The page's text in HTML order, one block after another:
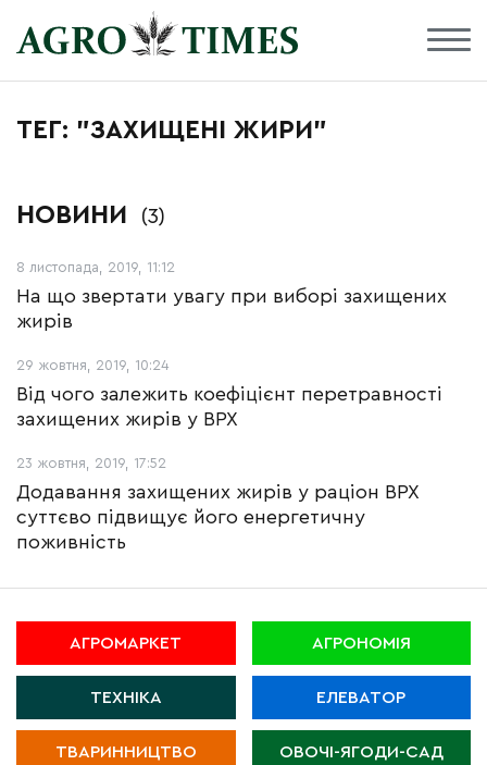
ТЕГ: "ЗАХИЩЕНІ ЖИРИ"
НОВИНИ (3)
8 листопада, 2019, 11:12
На що звертати увагу при виборі захищених
жирів
29 жовтня, 2019, 10:24
Від чого залежить коефіцієнт перетравності
захищених жирів у ВРХ
23 жовтня, 2019, 17:52
Додавання захищених жирів у раціон ВРХ
суттєво підвищує його енергетичну
поживність
АГРОМАРКЕТ АГРОНОМІЯ
ТЕХНІКА ЕЛЕВАТОР
ТВАРИННИЦТВО ОВОЧІ-ЯГОДИ-САД